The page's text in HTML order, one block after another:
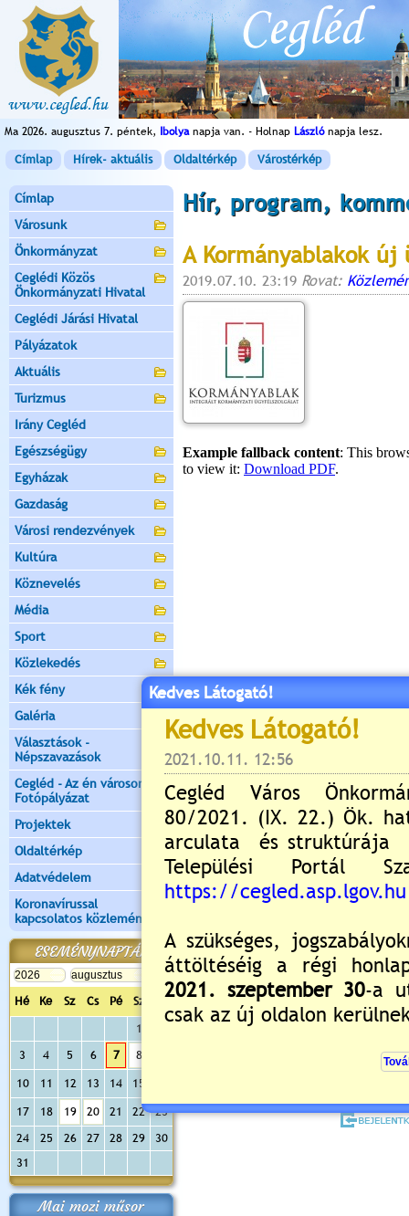
Ma 2026. augusztus 7. péntek, Ibolyanapja van. - Holnap Lászlónapja lesz.
Címlap Hírek- aktuális Oldaltérkép Várostérkép
Címlap
Városunk
Önkormányzat
Ceglédi Közös
Önkormányzati Hivatal
Ceglédi Járási Hivatal
Pályázatok
Aktuális
Turizmus
Irány Cegléd
Egészségügy
Egyházak
Gazdaság
Városi rendezvények
Kultúra
Köznevelés
Média
Sport
Közlekedés
Kék fény
Galéria
Választások -
Népszavazások
Cegléd - Az én városom -
Fotópályázat
Projektek
Oldaltérkép
Adatvédelem
Koronavírussal
kapcsolatos közlemények
ESEMÉNYNAPTÁR
Hé Ke Sz Cs Pé Sz
Va
1
3
4 5 6 7 8
10 11 12 13 14 15
17 18 19 20 21 22
23
24
25 26 27 28 29
30
31
Mai mozi műsor
Hír, program,
A Kormányablakok
2019.07.10. 23:19 Rovat:
Értékelés:
Még nincsenek hozzászólások
Kérjük jelentkezzen be,
Kedves Látogató!